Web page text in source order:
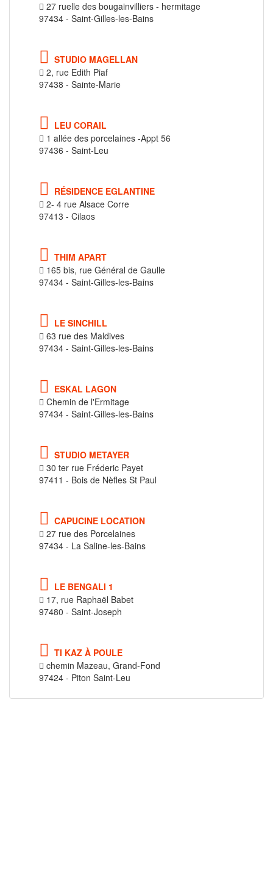
27 ruelle des bougainvilliers - hermitage
97434 - Saint-Gilles-les-Bains
STUDIO MAGELLAN
2, rue Edith Piaf
97438 - Sainte-Marie
LEU CORAIL
1 allée des porcelaines -Appt 56
97436 - Saint-Leu
RÉSIDENCE EGLANTINE
2- 4 rue Alsace Corre
97413 - Cilaos
THIM APART
165 bis, rue Général de Gaulle
97434 - Saint-Gilles-les-Bains
LE SINCHILL
63 rue des Maldives
97434 - Saint-Gilles-les-Bains
ESKAL LAGON
Chemin de l'Ermitage
97434 - Saint-Gilles-les-Bains
STUDIO METAYER
30 ter rue Fréderic Payet
97411 - Bois de Nèfles St Paul
CAPUCINE LOCATION
27 rue des Porcelaines
97434 - La Saline-les-Bains
LE BENGALI 1
17, rue Raphaël Babet
97480 - Saint-Joseph
TI KAZ À POULE
chemin Mazeau, Grand-Fond
97424 - Piton Saint-Leu